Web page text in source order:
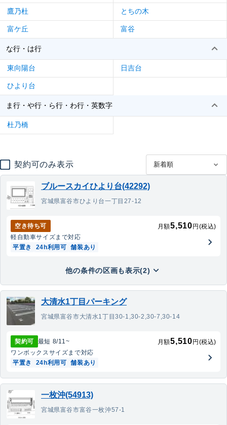
鷹乃杜 とちの木
富ケ丘 富谷
な行・は行
東向陽台 日吉台
ひより台
ま行・や行・ら行・わ行・英数字
杜乃橋
契約可のみ表示
ブルースカイひより台(42292)
宮城県富谷市ひより台一丁目27-12
空き待ち可 月額5,510 円(税込)
軽自動車サイズまで対応
平置き
24h利用可 舗装あり
他の条件の区画も表示(2)
大清水1丁目パーキング
宮城県富谷市大清水1丁目30-1,30-2,30-7,30-14
契約可 最短 8/11~ 月額5,510 円(税込)
ワンボックスサイズまで対応
平置き
24h利用可 舗装あり
一枚沖(54913)
宮城県富谷市富谷一枚沖57-1